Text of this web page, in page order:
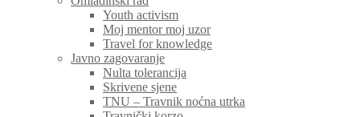
Youth activism
Moj mentor moj uzor
Travel for knowledge
Javno zagovaranje
Nulta tolerancija
Skrivene sjene
TNU – Travnik noćna utrka